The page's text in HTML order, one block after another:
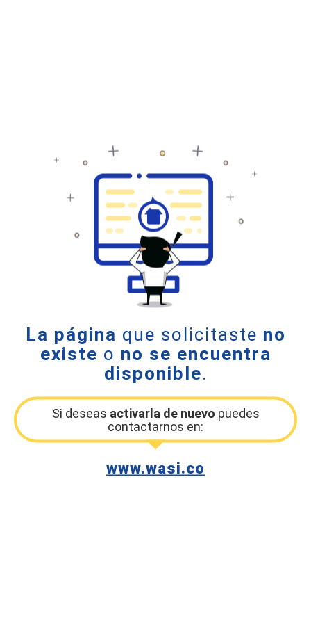
La página que solicitaste no
existe o no se encuentra
disponible.
Si deseas activarla de nuevo puedes
contactarnos en:
www.wasi.co